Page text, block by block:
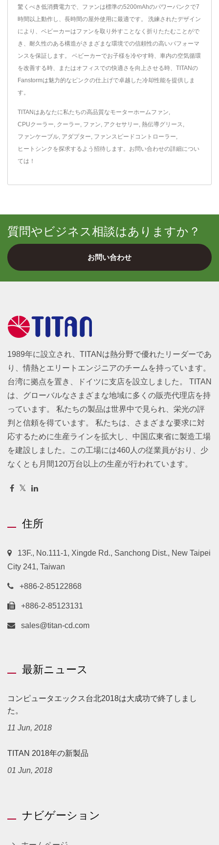
驚くべき低消費電力で、ファンは標準の5200mAhのパワーバンクで7
時間以上動作し、長時間の屋外使用に最適です。 洗練されたデザイン
により、ベビーカーはファンを取り外すことなく折りたたむことがで
き、耐久性のある構造がさまざまな環境での信頼性の高いパフォーマ
ンスを保証します。 ベビーカーでお子様を冷やす時、車内の空気循環
を改善する時、またはオフィスでの快適さを向上させる時、TITANの
Fanstormは魅力的なピンクの仕上げで卓越した冷却性能を提供しま
す。
TITANはあなたに私たちの高品質なモーターホームファン
CPUクーラー クーラー ファン アクセサリー 熱伝導グリース
ファンケーブル アダプター ファンスピードコントローラー
ヒートシンク を探求するよう招待します。 お問い合わせの詳細につい
ては！
質問やビジネス相談はありますか？
お問い合わせ
1989年に設立され、TITANは熱分野で優れたリーダーであ
り、情熱とエリートエンジニアのチームを持っています。
台湾に拠点を置き、ドイツに支店を設立しました。 TITAN
は、グローバルなさまざまな地域に多くの販売代理店を持
っています。 私たちの製品は世界中で見られ、栄光の評
判と信頼を得ています。 私たちは、さまざまな要求に対
応するために生産ラインを拡大し、中国広東省に製造工場
を建設しました。この工場には460人の従業員がおり、少
なくとも月間120万台以上の生産が行われています。
住所
13F., No.111-1, Xingde Rd., Sanchong Dist., New Taipei
City 241, Taiwan
+886-2-85122868
+886-2-85123131
sales@titan-cd.com
最新ニュース
コンピュータエックス台北2018は大成功で終了しまし
た。
11 Jun, 2018
TITAN 2018年の新製品
01 Jun, 2018
ナビゲーション